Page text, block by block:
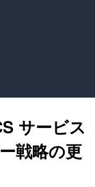
サービス
戦略の更